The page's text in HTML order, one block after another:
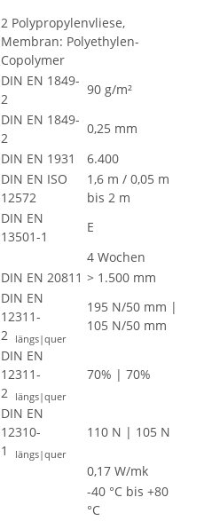
2 Polypropylenvliese,
Membran: Polyethylen-
Copolymer
DIN EN 1849-
2
90 g/m²
DIN EN 1849-
2
0,25 mm
DIN EN 1931
6.400
DIN EN ISO
12572
1,6 m / 0,05 m
bis 2 m
DIN EN
13501-1
E
4 Wochen
DIN EN 20811 > 1.500 mm
DIN EN
12311-
2
längs|quer
195 N/50 mm |
105 N/50 mm
DIN EN
12311-
2
längs|quer
70% | 70%
DIN EN
12310-
1
längs|quer
110 N | 105 N
0,17 W/mk
-40 °C bis +80
°C